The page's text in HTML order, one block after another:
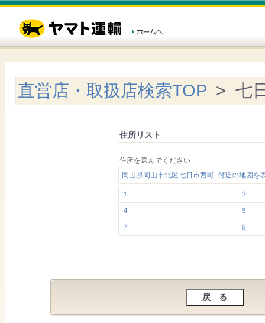
直営店・取扱店検索TOP > 七
住所リスト
住所を選んでください
岡山県岡山市北区七日市西町 付近の地図を
１
２
４
５
７
８